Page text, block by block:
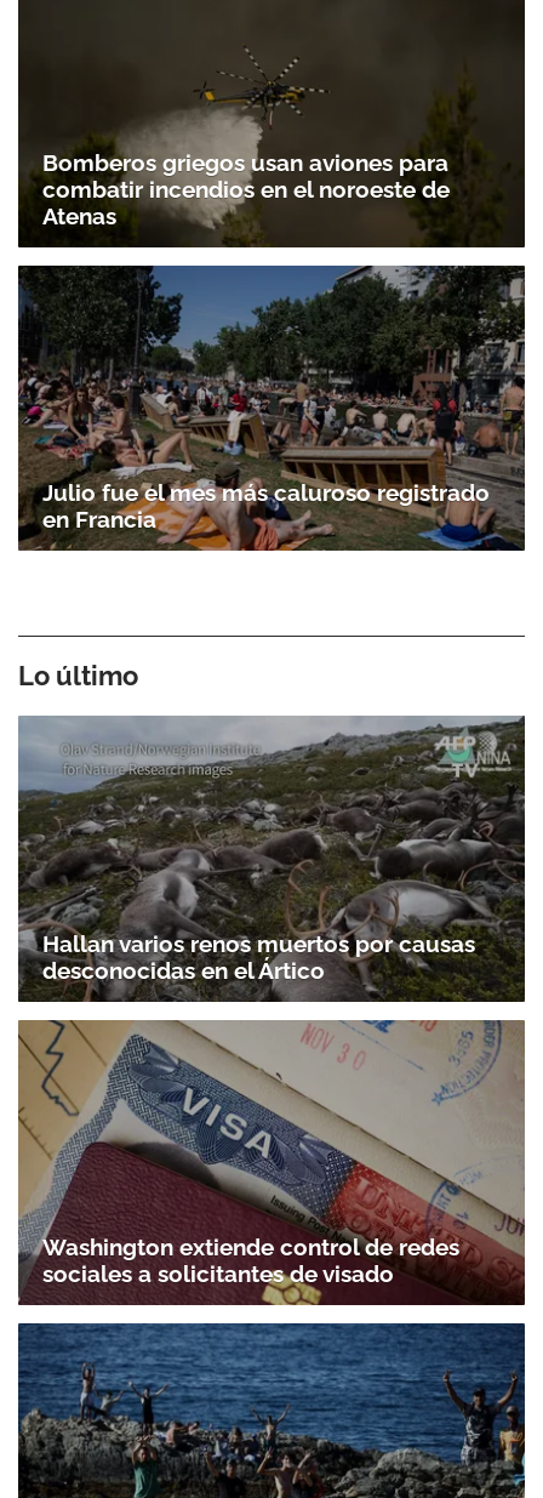
Bomberos griegos usan aviones para
combatir incendios en el noroeste de
Atenas
Julio fue el mes más caluroso registrado
en Francia
Lo último
Hallan varios renos muertos por causas
desconocidas en el Ártico
Washington extiende control de redes
sociales a solicitantes de visado